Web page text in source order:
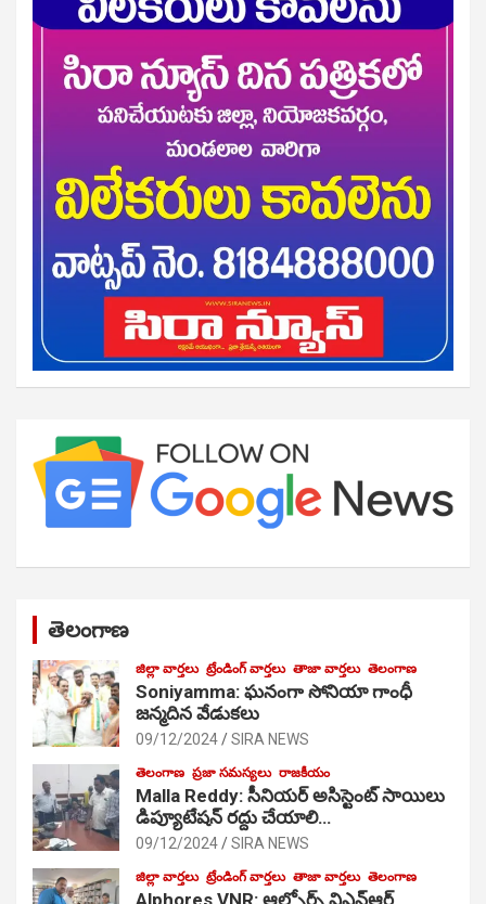
తెలంగాణ
జిల్లా వార్తలు ట్రేండింగ్ వార్తలు తాజా వార్తలు తెలంగాణ
Soniyamma: ఘ‌నంగా సోనియా గాంధీ
జ‌న్మ‌దిన వేడుక‌లు
09/12/2024 SIRA NEWS
తెలంగాణ ప్రజా సమస్యలు రాజకీయం
Malla Reddy: సీనియర్ అసిస్టెంట్ సాయిలు
డిప్యూటేషన్ రద్దు చేయాలి…
09/12/2024 SIRA NEWS
జిల్లా వార్తలు ట్రేండింగ్ వార్తలు తాజా వార్తలు తెలంగాణ
Alphores VNR: ఆల్ఫోర్స్ విఎన్ఆర్